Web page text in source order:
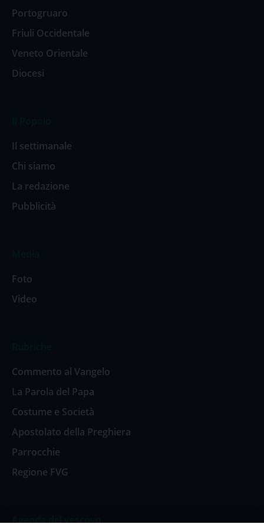
Portogruaro
Friuli Occidentale
Veneto Orientale
Diocesi
Il settimanale
Chi siamo
La redazione
Pubblicità
Foto
Video
Commento al Vangelo
La Parola del Papa
Costume e Società
Apostolato della Preghiera
Parrocchie
Regione FVG
Agenda del vescovo